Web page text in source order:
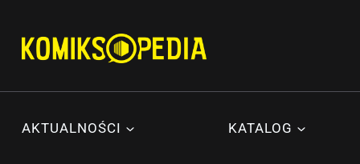
treści
AKTUALNOŚCI KATALOG